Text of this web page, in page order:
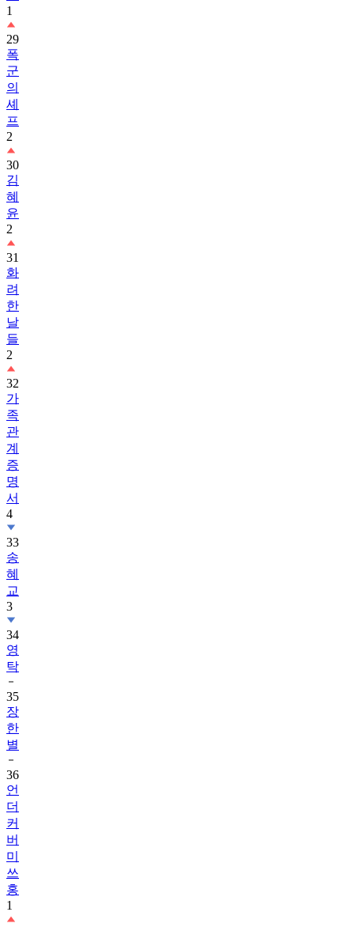
1
29
폭
군
의
셰
프
2
30
김
혜
윤
2
31
화
려
한
날
들
2
32
가
족
관
계
증
명
서
4
33
송
혜
교
3
34
영
탁
35
장
한
별
36
언
더
커
버
미
쓰
홍
1